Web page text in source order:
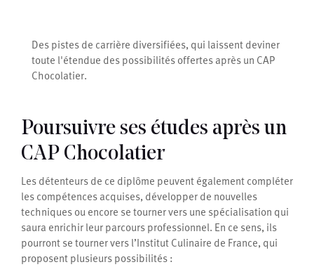
Des pistes de carrière diversifiées, qui laissent deviner
toute l'étendue des possibilités offertes après un CAP
Chocolatier.
Poursuivre ses études après un
CAP Chocolatier
Les détenteurs de ce diplôme peuvent également compléter
les compétences acquises, développer de nouvelles
techniques ou encore se tourner vers une spécialisation qui
saura enrichir leur parcours professionnel. En ce sens, ils
pourront se tourner vers l’Institut Culinaire de France, qui
proposent plusieurs possibilités :